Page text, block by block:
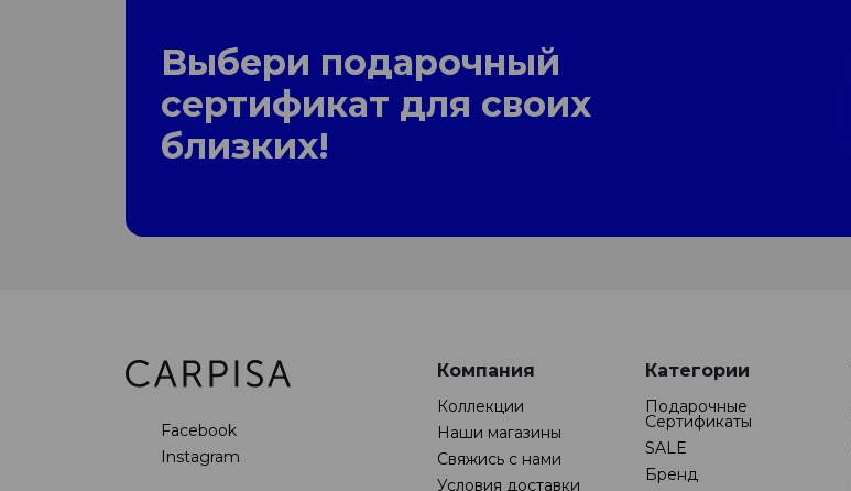
Выбери подарочный
сертификат для своих
близких!
Facebook
Instagram
Компания
Коллекции
Наши магазины
Свяжись с нами
Условия доставки
Категории
Подарочные
Cертификаты
SALE
Бренд